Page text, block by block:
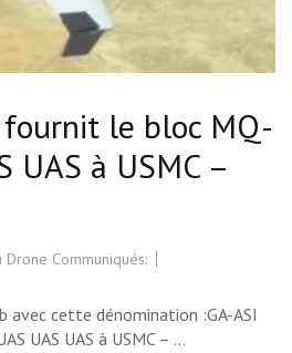
fournit le bloc MQ-
UAS à USMC –
Communiqués:
avec cette dénomination :GA-ASI
UAS UAS à USMC – …